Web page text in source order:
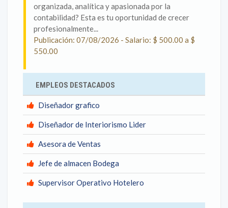
organizada, analítica y apasionada por la
contabilidad? Esta es tu oportunidad de crecer
profesionalmente...
Publicación: 07/08/2026 - Salario: $ 500.00 a $
550.00
EMPLEOS DESTACADOS
Diseñador grafico
Diseñador de Interiorismo Lider
Asesora de Ventas
Jefe de almacen Bodega
Supervisor Operativo Hotelero